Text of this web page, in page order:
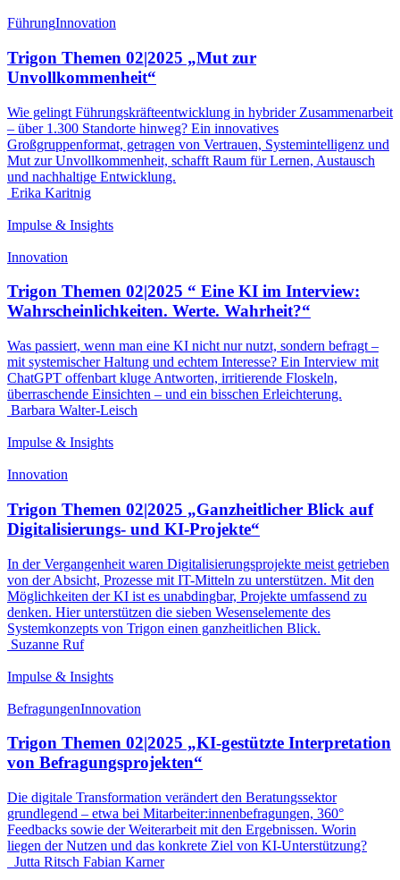
FührungInnovation
Trigon Themen 02|2025 „Mut zur
Unvollkommenheit“
Wie gelingt Führungskräfteentwicklung in hybrider Zusammenarbeit
– über 1.300 Standorte hinweg? Ein innovatives
Großgruppenformat, getragen von Vertrauen, Systemintelligenz und
Mut zur Unvollkommenheit, schafft Raum für Lernen, Austausch
und nachhaltige Entwicklung.
Erika Karitnig
Impulse & Insights
Innovation
Trigon Themen 02|2025 “ Eine KI im Interview:
Wahrscheinlichkeiten. Werte. Wahrheit?“
Was passiert, wenn man eine KI nicht nur nutzt, sondern befragt –
mit systemischer Haltung und echtem Interesse? Ein Interview mit
ChatGPT offenbart kluge Antworten, irritierende Floskeln,
überraschende Einsichten – und ein bisschen Erleichterung.
Barbara Walter-Leisch
Impulse & Insights
Innovation
Trigon Themen 02|2025 „Ganzheitlicher Blick auf
Digitalisierungs- und KI-Projekte“
In der Vergangenheit waren Digitalisierungsprojekte meist getrieben
von der Absicht, Prozesse mit IT-Mitteln zu unterstützen. Mit den
Möglichkeiten der KI ist es unabdingbar, Projekte umfassend zu
denken. Hier unterstützen die sieben Wesenselemente des
Systemkonzepts von Trigon einen ganzheitlichen Blick.
Suzanne Ruf
Impulse & Insights
BefragungenInnovation
Trigon Themen 02|2025 „KI-gestützte Interpretation
von Befragungsprojekten“
Die digitale Transformation verändert den Beratungssektor
grundlegend – etwa bei Mitarbeiter:innenbefragungen, 360°
Feedbacks sowie der Weiterarbeit mit den Ergebnissen. Worin
liegen der Nutzen und das konkrete Ziel von KI-Unterstützung?
Jutta Ritsch Fabian Karner